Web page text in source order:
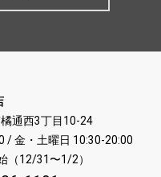
通西3丁目10-24
/ 金・土曜日 10:30-20:00
（12/31〜1/2）